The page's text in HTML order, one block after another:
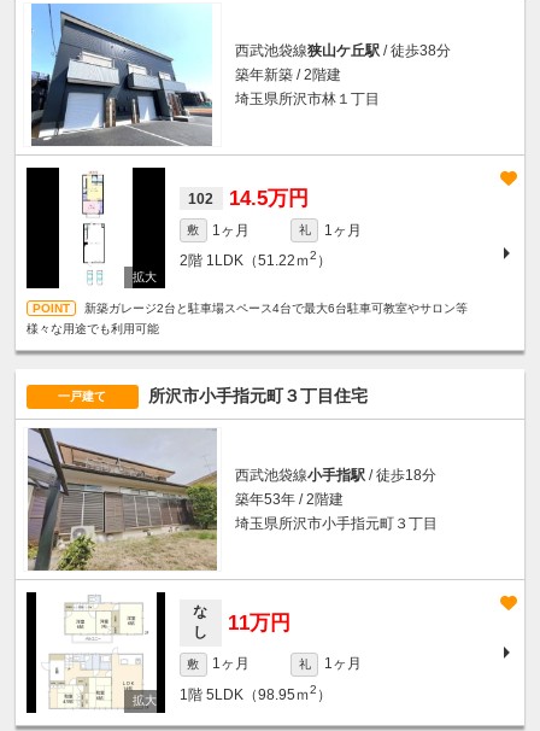
西武池袋線狭山ケ丘駅 / 徒歩38分
築年新築 / 2階建
埼玉県所沢市林１丁目
102 14.5万円
敷 1ヶ月 礼
1ヶ月
2階 1LDK（51.22ｍ2 ）
新築ガレージ2台と駐車場スペース4台で最大6台駐車可教室やサロン等
様々な用途でも利用可能
一戸建て 所沢市小手指元町３丁目住宅
西武池袋線小手指駅 / 徒歩18分
築年53年 / 2階建
埼玉県所沢市小手指元町３丁目
な
し
11万円
敷 1ヶ月 礼
1ヶ月
1階 5LDK（98.95ｍ2 ）